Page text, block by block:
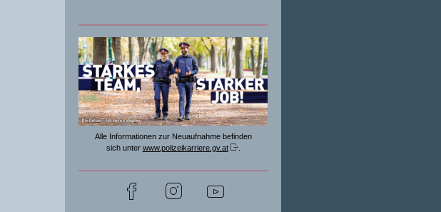
Alle Informationen zur Neuaufnahme befinden
sich unter www.polizeikarriere.gv.at .